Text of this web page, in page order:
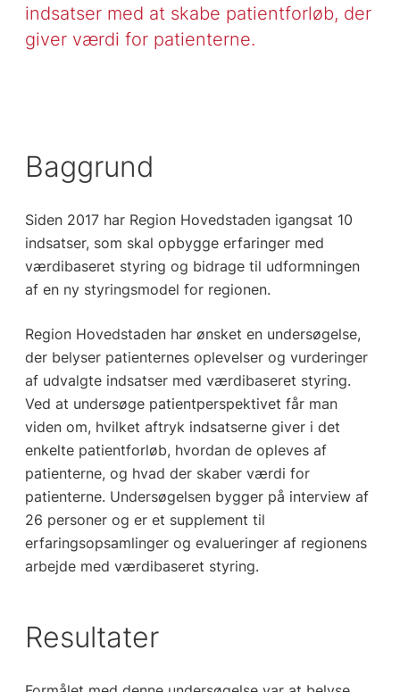
indsatser med at skabe patientforløb, der
giver værdi for patienterne.
Baggrund
Siden 2017 har Region Hovedstaden igangsat 10
indsatser, som skal opbygge erfaringer med
værdibaseret styring og bidrage til udformningen
af en ny styringsmodel for regionen.
Region Hovedstaden har ønsket en undersøgelse,
der belyser patienternes oplevelser og vurderinger
af udvalgte indsatser med værdibaseret styring.
Ved at undersøge patientperspektivet får man
viden om, hvilket aftryk indsatserne giver i det
enkelte patientforløb, hvordan de opleves af
patienterne, og hvad der skaber værdi for
patienterne. Undersøgelsen bygger på interview af
26 personer og er et supplement til
erfaringsopsamlinger og evalueringer af regionens
arbejde med værdibaseret styring.
Resultater